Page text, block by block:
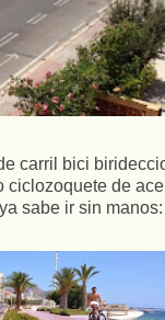
carril bici
ciclozoquete de
sabe ir sin manos: